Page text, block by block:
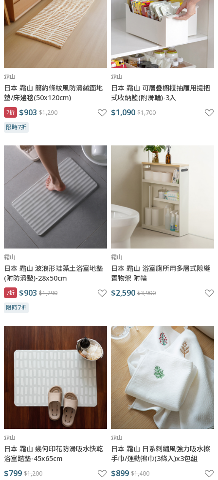
霜山
日本 霜山 簡約條紋風防滑絨面地
墊/床邊毯(50x120cm)
7折 $903 $1,290
限時7折
霜山
日本 霜山 可層疊櫥櫃抽屜用提把
式收納籃(附滑輪)-3入
$1,090 $1,700
霜山
日本 霜山 波浪形珪藻土浴室地墊
(附防滑墊)-28x50cm
7折 $903 $1,290
限時7折
霜山
日本 霜山 浴室廁所用多層式隙縫
置物架 附輪
$2,590 $3,900
霜山
日本 霜山 幾何印花防滑吸水快乾
浴室踏墊-45x65cm
$799 $1,200
霜山
日本 霜山 日系刺繡風強力吸水擦
手巾/運動擦巾(3條入)x3包組
$899 $1,400